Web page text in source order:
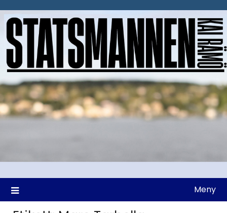
till
Meny